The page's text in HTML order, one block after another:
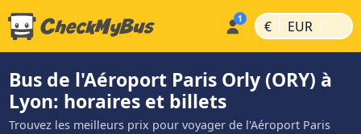
€ | EUR |
Bus de l'Aéroport Paris Orly (ORY) à
Lyon: horaires et billets
Trouvez les meilleurs prix pour voyager de l'Aéroport Paris